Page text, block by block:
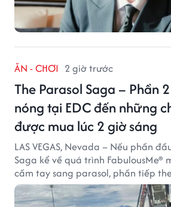
ĂN - CHƠI 2 giờ trước
The Parasol Saga – Phần
nóng tại EDC đến những
được mua lúc 2 giờ sáng
LAS VEGAS, Nevada – Nếu phần
Saga kể về quá trình
cầm tay sang parasol, phần tiếp
sản phẩm được thị trường đón
công năng che nắng thông thường.